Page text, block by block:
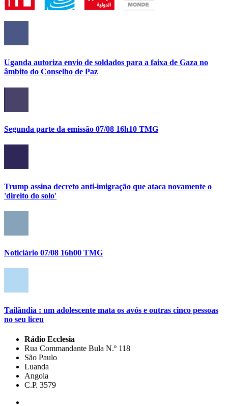
Uganda autoriza envio de soldados para a faixa de Gaza no
âmbito do Conselho de Paz
Segunda parte da emissão 07/08 16h10 TMG
Trump assina decreto anti-imigração que ataca novamente o
'direito do solo'
Noticiário 07/08 16h00 TMG
Tailândia : um adolescente mata os avós e outras cinco pessoas
no seu liceu
Rádio Ecclesia
Rua Commandante Bula N.º 118
São Paulo
Luanda
Angola
C.P. 3579